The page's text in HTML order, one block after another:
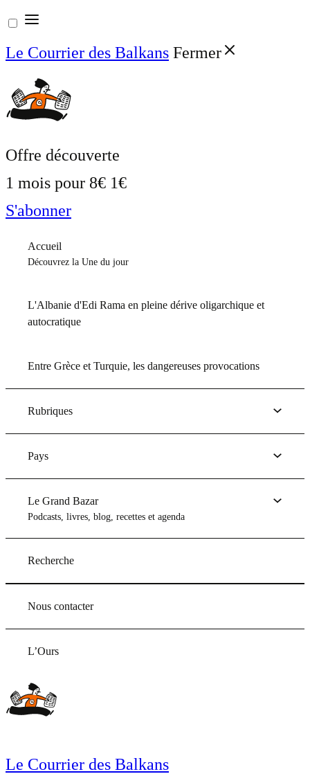
Aller
au
contenu
Le Courrier des Balkans Fermer
Offre découverte
1 mois pour 8€ 1€
S'abonner
Accueil
Découvrez la Une du jour
L'Albanie d'Edi Rama en pleine dérive oligarchique et
autocratique
Entre Grèce et Turquie, les dangereuses provocations
Rubriques
Pays
Le Grand Bazar
Podcasts, livres, blog, recettes et agenda
Recherche
Nous contacter
L’Ours
Le Courrier des Balkans